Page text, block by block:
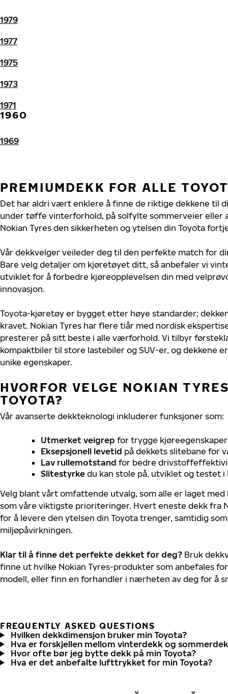
1979
1977
1975
1973
1971
1960
1969
PREMIUMDEKK FOR ALLE
Det har aldri vært enklere å finne de riktige dekkene til
under tøffe vinterforhold, på solfylte sommerveier eller
Nokian Tyres den sikkerheten og ytelsen din Toyota
Vår dekkvelger veileder deg til den perfekte match for
Bare velg detaljer om kjøretøyet ditt, så anbefaler vi
utviklet for å forbedre kjøreopplevelsen din med
innovasjon.
Toyota-kjøretøy er bygget etter høye standarder;
kravet. Nokian Tyres har flere tiår med nordisk
presterer på sitt beste i alle værforhold. Vi tilbyr
kompaktbiler til store lastebiler og SUV-er, og dekkene
unike egenskaper.
HVORFOR VELGE NOKIAN
TOYOTA?
Vår avanserte dekkteknologi inkluderer funksjoner som:
Utmerket veigrep for trygge
Eksepsjonell levetid på dekkets slitebane for
Lav rullemotstand for bedre
Slitestyrke du kan stole på, utviklet og testet i
Velg blant vårt omfattende utvalg, som alle er laget
som våre viktigste prioriteringer. Hvert eneste dekk fra
for å levere den ytelsen din Toyota trenger, samtidig
miljøpåvirkningen.
Klar til å finne det perfekte dekket for deg? Bruk
finne ut hvilke Nokian Tyres-produkter som anbefales
modell, eller finn en forhandler i nærheten av deg for å
FREQUENTLY ASKED QUESTIONS
Hvilken dekkdimensjon bruker min Toyota?
Hva er forskjellen mellom vinterdekk og
Hvor ofte bør jeg bytte dekk på min Toyota?
Hva er det anbefalte lufttrykket for min Toyota?